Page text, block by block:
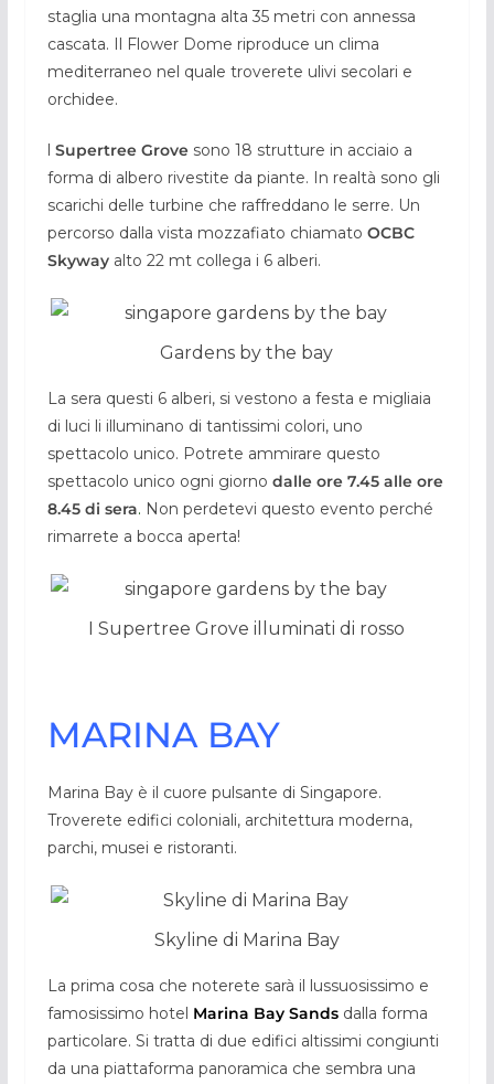
staglia una montagna alta 35 metri con annessa
cascata. Il Flower Dome riproduce un clima
mediterraneo nel quale troverete ulivi secolari e
orchidee.
l Supertree Grovesono 18 strutture in acciaio a
forma di albero rivestite da piante. In realtà sono gli
scarichi delle turbine che raffreddano le serre. Un
percorso dalla vista mozzafiato chiamato OCBC
Skyway alto 22 mt collega i 6 alberi.
Gardens by the bay
La sera questi 6 alberi, si vestono a festa e migliaia
di luci li illuminano di tantissimi colori, uno
spettacolo unico. Potrete ammirare questo
spettacolo unico ogni giorno dalle ore 7.45 alle ore
8.45 di sera. Non perdetevi questo evento perché
rimarrete a bocca aperta!
I Supertree Grove illuminati di rosso
MARINA BAY
Marina Bay è il cuore pulsante di Singapore.
Troverete edifici coloniali, architettura moderna,
parchi, musei e ristoranti.
Skyline di Marina Bay
La prima cosa che noterete sarà il lussuosissimo e
famosissimo hotel Marina Bay Sandsdalla forma
particolare. Si tratta di due edifici altissimi congiunti
da una piattaforma panoramica che sembra una